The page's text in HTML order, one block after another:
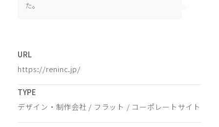
た。
URL
https://reninc.jp/
TYPE
デザイン・制作会社 / フラット / コーポレートサイト